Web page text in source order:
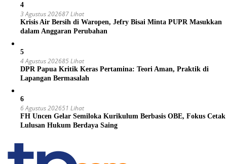
4
3 Agustus 202687 Lihat
Krisis Air Bersih di Waropen, Jefry Bisai Minta PUPR Masukkan
dalam Anggaran Perubahan
5
4 Agustus 202685 Lihat
DPR Papua Kritik Keras Pertamina: Teori Aman, Praktik di
Lapangan Bermasalah
6
6 Agustus 202651 Lihat
FH Uncen Gelar Semiloka Kurikulum Berbasis OBE, Fokus Cetak
Lulusan Hukum Berdaya Saing